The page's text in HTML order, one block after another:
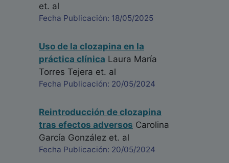
et. al
Fecha Publicación: 18/05/2025
Uso de la clozapina en la
práctica clínica Laura María
Torres Tejera et. al
Fecha Publicación: 20/05/2024
Reintroducción de clozapina
tras efectos adversos Carolina
García González et. al
Fecha Publicación: 20/05/2024